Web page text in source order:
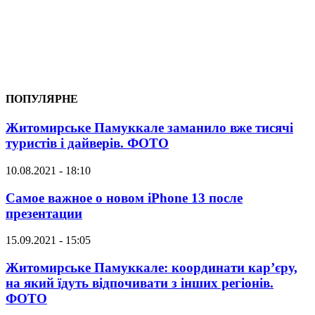
ПОПУЛЯРНЕ
Житомирське Памуккале заманило вже тисячі
туристів і дайверів. ФОТО
10.08.2021 - 18:10
Самое важное о новом iPhone 13 после
презентации
15.09.2021 - 15:05
Житомирське Памуккале: координати кар’єру,
на який їдуть відпочивати з інших регіонів.
ФОТО